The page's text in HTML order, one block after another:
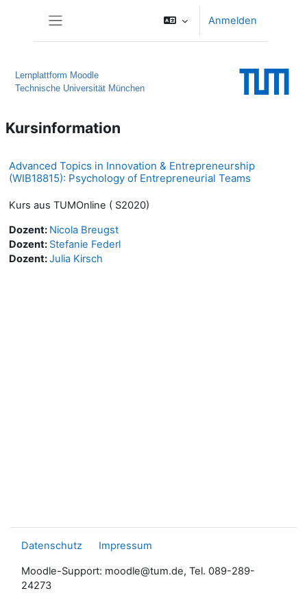
Anmelden
Lernplattform Moodle
Technische Universität München
Kursinformation
Advanced Topics in Innovation & Entrepreneurship
(WIB18815): Psychology of Entrepreneurial Teams
Kurs aus TUMOnline ( S2020)
Dozent: Nicola Breugst
Dozent: Stefanie Federl
Dozent:Julia Kirsch
Datenschutz Impressum
Moodle-Support: moodle@tum.de, Tel. 089-289-
24273